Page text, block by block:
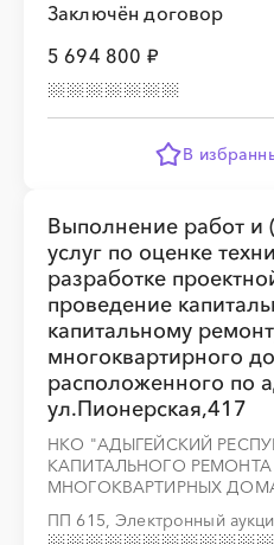
Заключён договор
5 694 800 ₽
В
Выполнение работ и
услуг по оценке
разработке
проведение
капитальному
многоквартирного
расположенного по
ул.Пионерская,417
НКО "АДЫГЕЙСКИЙ
КАПИТАЛЬНОГО
МНОГОКВАРТИРНЫХ
ПП 615, Электронный